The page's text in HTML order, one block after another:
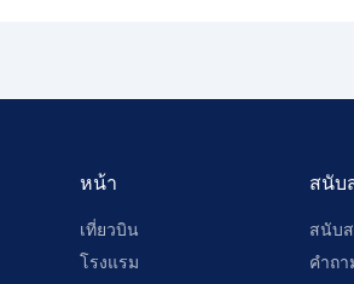
หน้า
เที่ยวบิน
โรงแรม
สนับ
สนับ
คำถ